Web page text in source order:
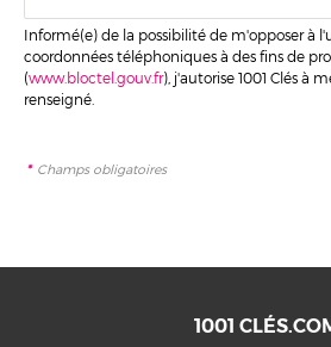
Informé(e) de la possibilité de m'opposer à
coordonnées téléphoniques à des fins de
(www.bloctel.gouv.fr), j'autorise 1001 Clés à
renseigné.
* Champs obligatoires
1001